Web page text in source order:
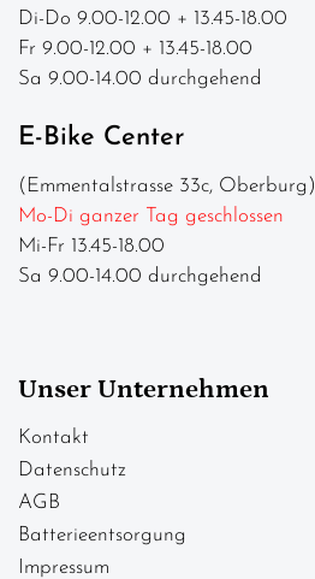
Di-Do 9.00-12.00 + 13.45-18.00
Fr 9.00-12.00 + 13.45-18.00
Sa 9.00-14.00 durchgehend
E-Bike Center
(Emmentalstrasse 33c, Oberburg)
Mo-Di ganzer Tag geschlossen
Mi-Fr 13.45-18.00
Sa 9.00-14.00 durchgehend
Unser Unternehmen
Kontakt
Datenschutz
AGB
Batterieentsorgung
Impressum